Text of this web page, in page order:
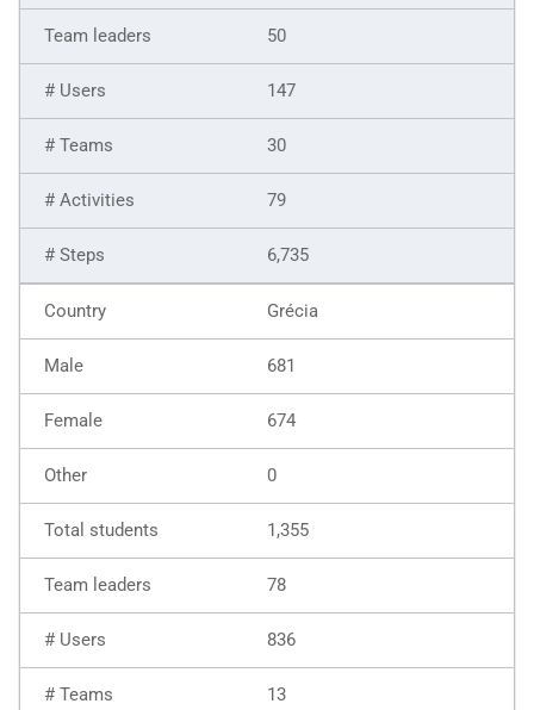
50
147
30
79
6,735
Grécia
681
674
0
1,355
78
836
13